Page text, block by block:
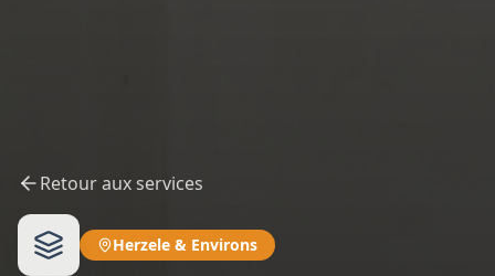
Retour aux services
Herzele & Environs